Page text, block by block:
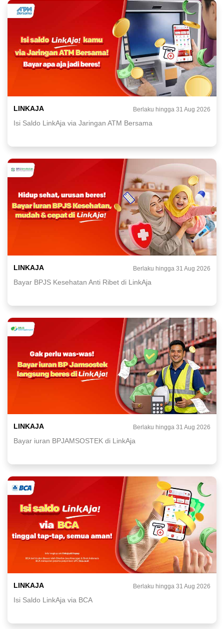
LINKAJA Berlaku hingga 31 Aug 2026
Isi Saldo LinkAja via Jaringan ATM Bersama
LINKAJA Berlaku hingga 31 Aug 2026
Bayar BPJS Kesehatan Anti Ribet di LinkAja
LINKAJA Berlaku hingga 31 Aug 2026
Bayar iuran BPJAMSOSTEK di LinkAja
LINKAJA Berlaku hingga 31 Aug 2026
Isi Saldo LinkAja via BCA